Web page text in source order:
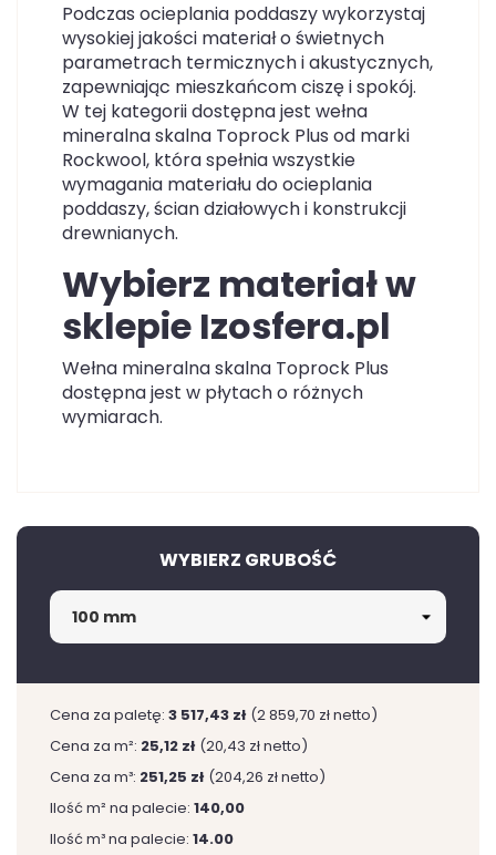
Podczas ocieplania poddaszy wykorzystaj
wysokiej jakości materiał o świetnych
parametrach termicznych i akustycznych,
zapewniając mieszkańcom ciszę i spokój.
W tej kategorii dostępna jest wełna
mineralna skalna Toprock Plus od marki
Rockwool, która spełnia wszystkie
wymagania materiału do ocieplania
poddaszy, ścian działowych i konstrukcji
drewnianych.
Wybierz materiał w
sklepie Izosfera.pl
Wełna mineralna skalna Toprock Plus
dostępna jest w płytach o różnych
wymiarach.
WYBIERZ GRUBOŚĆ
Cena za paletę: 3 517,43 zł (2 859,70 zł netto)
Cena za m²: 25,12 zł (20,43 zł netto)
Cena za m³: 251,25 zł (204,26 zł netto)
Ilość m² na palecie: 140,00
Ilość m³ na palecie: 14.00